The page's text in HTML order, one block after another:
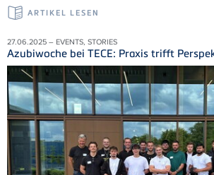
ARTIKEL LESEN
27.06.2025 – EVENTS, STORIES
Azubiwoche bei TECE: Praxis trifft